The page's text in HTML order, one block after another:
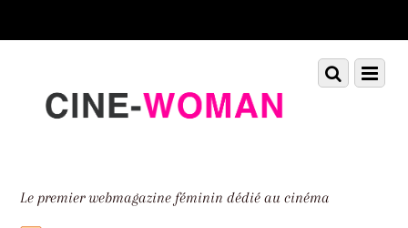
down
Le premier webmagazine féminin dédié au cinéma
Menu
Scroll
down